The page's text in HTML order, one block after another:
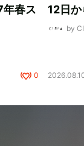
年春ス
0
12日
by